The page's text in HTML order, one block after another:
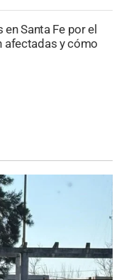
Santa Fe por el
afectadas y cómo